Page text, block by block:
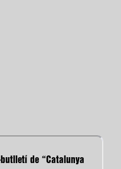
de “Catalunya